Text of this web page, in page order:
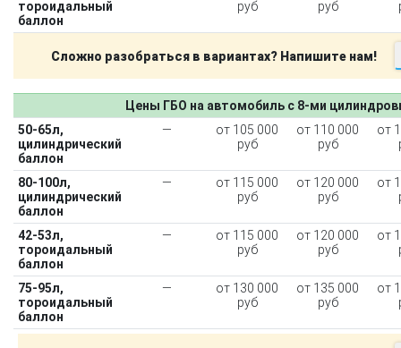
тороидальный
баллон
руб руб
Сложно разобраться в вариантах? Напишите нам!
Цены ГБО на автомобиль с 8-ми
50-65л,
цилиндрический
баллон
—
от 105 000
руб
от 110 000
руб
от
80-100л,
цилиндрический
баллон
—
от 115 000
руб
от 120 000
руб
от
42-53л,
тороидальный
баллон
—
от 115 000
руб
от 120 000
руб
от
75-95л,
тороидальный
баллон
—
от 130 000
руб
от 135 000
руб
от